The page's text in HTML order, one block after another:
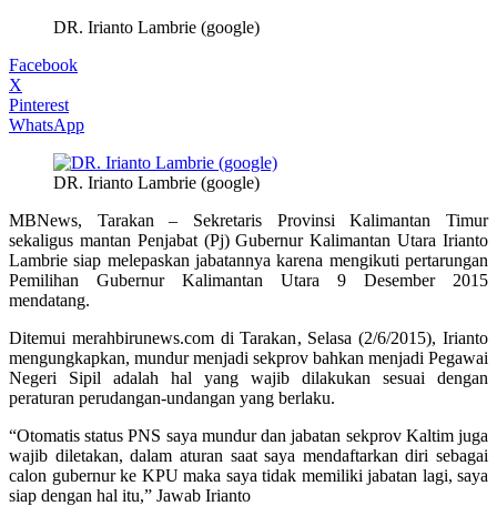
DR. Irianto Lambrie (google)
Facebook
X
Pinterest
WhatsApp
DR. Irianto Lambrie (google)
MBNews, Tarakan – Sekretaris Provinsi Kalimantan Timur
sekaligus mantan Penjabat (Pj) Gubernur Kalimantan Utara Irianto
Lambrie siap melepaskan jabatannya karena mengikuti pertarungan
Pemilihan Gubernur Kalimantan Utara 9 Desember 2015
mendatang.
Ditemui merahbirunews.com di Tarakan, Selasa (2/6/2015), Irianto
mengungkapkan, mundur menjadi sekprov bahkan menjadi Pegawai
Negeri Sipil adalah hal yang wajib dilakukan sesuai dengan
peraturan perudangan-undangan yang berlaku.
“Otomatis status PNS saya mundur dan jabatan sekprov Kaltim juga
wajib diletakan, dalam aturan saat saya mendaftarkan diri sebagai
calon gubernur ke KPU maka saya tidak memiliki jabatan lagi, saya
siap dengan hal itu,” Jawab Irianto